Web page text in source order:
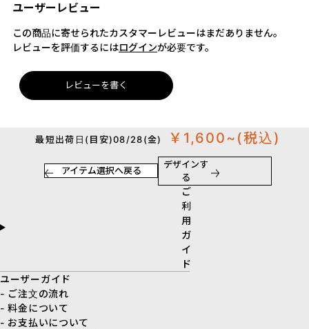
ユーザーレビュー
この商品に寄せられたカスタマーレビューはまだありません。
レビューを評価するにはログインが必要です。
レビューを書く
最短出荷日(目安)08/28(金) ￥1,600~ (税込)
アイテム選択へ戻る
デザインす
る
ご
利
用
ガ
イ
ド
ユーザーガイド
- ご注文の流れ
- 料金について
- お支払いについて